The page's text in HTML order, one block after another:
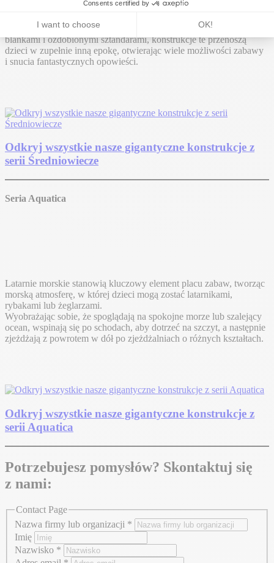
Olbrzymie feudalne wieże stymulują wyobraźnię dzieci, w której
bardzo rozbudowanemu wzornictwu z wieżami zwieńczonymi
blankami i ozdobionymi sztandarami, konstrukcje te przenoszą
dzieci w zupełnie inną epokę, otwierając wiele możliwości zabawy
i snucia fantastycznych opowieści.
Odkryj wszystkie nasze gigantyczne konstrukcje z
serii Średniowiecze
Seria Aquatica
Latarnie morskie stanowią kluczowy element placu zabaw, tworząc
morską atmosferę, w której dzieci mogą zostać latarnikami,
rybakami lub żeglarzami.
Wyobrażając sobie, że spoglądają na spokojne morze lub szalejący
ocean, wspinają się po schodach, aby dotrzeć na szczyt, a następnie
zjeżdżają z powrotem w dół po zjeżdżalniach o różnych kształtach.
Odkryj wszystkie nasze gigantyczne konstrukcje z
serii Aquatica
Potrzebujesz pomysłów? Skontaktuj się
z nami:
Contact Page
Nazwa firmy lub organizacji *
Imię
Nazwisko *